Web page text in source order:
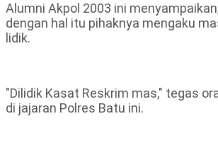
Alumni Akpol 2003 ini
dengan hal itu pihaknya mengaku
lidik.
"Dilidik Kasat Reskrim mas," tegas
di jajaran Polres Batu ini.